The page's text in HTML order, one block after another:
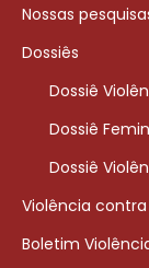
Nossas
Dossiês
Dossiê
Dossiê
Dossiê
Violência
Boletim